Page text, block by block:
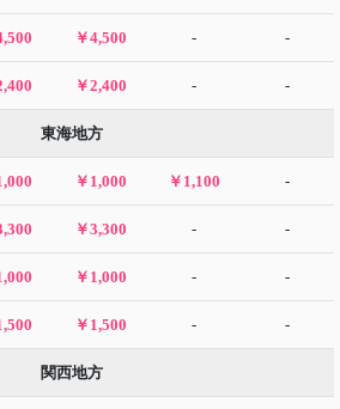
￥4,500 - -
￥2,400 - -
東海地方
￥1,000 ￥1,100 -
￥3,300 - -
￥1,000 - -
￥1,500 - -
関西地方